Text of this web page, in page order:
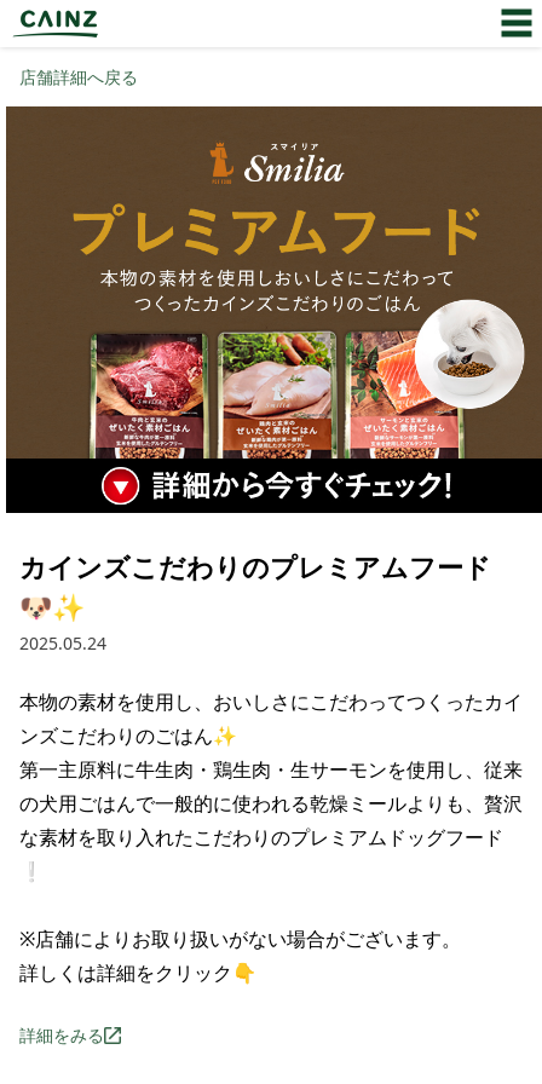
店舗詳細へ戻る
カインズこだわりのプレミアムフード
🐶✨
2025.05.24
本物の素材を使用し、おいしさにこだわってつくったカイ
ンズこだわりのごはん✨
第一主原料に牛生肉・鶏生肉・生サーモンを使用し、従来
の犬用ごはんで一般的に使われる乾燥ミールよりも、贅沢
な素材を取り入れたこだわりのプレミアムドッグフード
❕
※店舗によりお取り扱いがない場合がございます。
詳しくは詳細をクリック👇
詳細をみる